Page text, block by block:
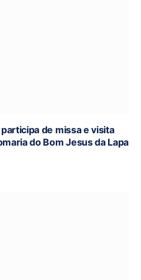
de missa e visita
do Bom Jesus da Lapa